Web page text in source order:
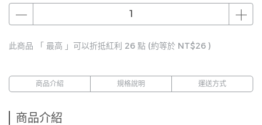
此商品 「 最高 」可以折抵紅利 26 點 (約等於 NT$26 )
商品介紹 規格說明 運送方式
商品介紹